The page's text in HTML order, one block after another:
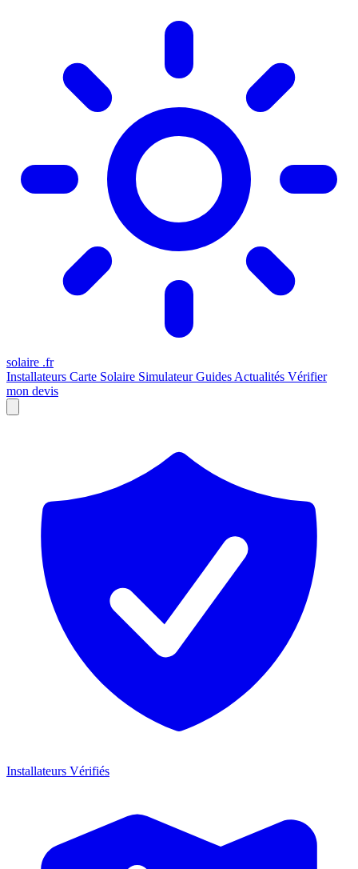
solaire .fr
Installateurs Carte Solaire SimulateurGuides Actualités Vérifier
mon devis
Installateurs Vérifiés